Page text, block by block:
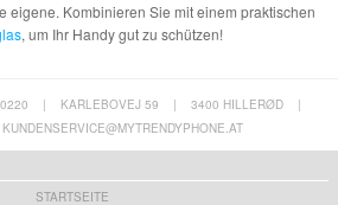
eigene. Kombinieren Sie mit einem praktischen
, um Ihr Handy gut zu schützen!
| KARLEBOVEJ 59 | 3400 HILLERØD
|
KUNDENSERVICE@MYTRENDYPHONE.AT
STARTSEITE